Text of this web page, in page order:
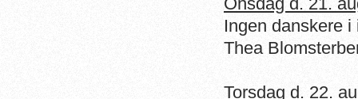
Ingen danskere
Thea
Torsdag d. 22.